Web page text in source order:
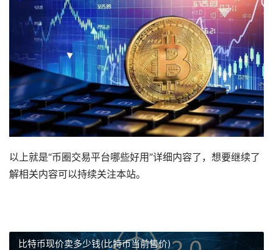
以上就是“币圈交易平台哪些好用”详细内容了，想要继续了
解相关内容可以持续关注本站。
比特币现价卖多少钱(比特币当前售价)